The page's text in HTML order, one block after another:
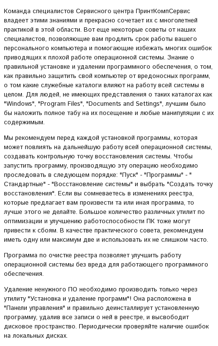
Команда специалистов Сервисного центра ПринтКомпСервис
владеет этими знаниями и прекрасно сочетает их с многолетней
практикой в этой области. Вот еще некоторые советы от наших
специалистов, позволяющие вам продлить срок работы вашего
персонального компьютера и помогающие избежать многих ошибок
приводящих к плохой работе операционной системы. Знание о
правильной установке и удалении программного обеспечения, о том,
как правильно защитить свой компьютер от вредоносных программ,
о том какие служебные каталоги влияют на работу всей системы в
целом. Для людей, не имеющих представления о таких каталогах как
"Windows", "Program Files", "Documents and Settings", лучшим было
бы наложить полное табу на их посещение и любые манипуляции с их
содержимым.
Мы рекомендуем перед каждой установкой программы, которая
может повлиять на дальнейшую работу всей операционной системы,
создавать контрольную точку восстановления системы. Чтобы
запустить программу, производящую эту операцию необходимо
проследовать в следующем порядке: "Пуск" - "Программы" - "
Стандартные" - "Восстановление системы" и выбрать "Создать точку
восстановления". Если вы сомневаетесь в изменениях реестра,
которые предлагает вам произвести та или иная программа, то
лучше этого не делайте. Большое количество различных утилит по
оптимизации и улучшению работоспособности ПК тоже могут
привести к сбоям. В качестве практического совета, рекомендуем
иметь одну или максимум две и использовать их не слишком часто.
Программа по очистке реестра позволяет улучшить работу
операционной системы без вреда для работающего программного
обеспечения.
Удаление ненужного ПО необходимо производить только через
утилиту "Установка и удаление программ"! Она расположена в
"Панели управления" и правильно деинсталлирует установленную
программу, удалив все записи о ней в реестре, и высвободит
дисковое пространство. Периодически проверяйте наличие ошибок
на локальных дисках.